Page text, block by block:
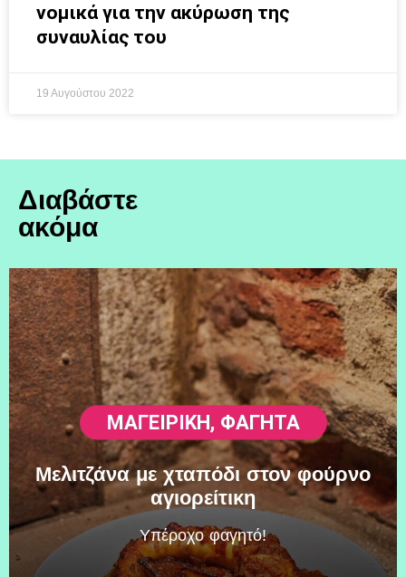
νομικά για την ακύρωση της
συναυλίας του
19 Αυγούστου 2022
Διαβάστε
ακόμα
ΜΑΓΕΙΡΙΚΗ, ΦΑΓΗΤΆ
Μελιτζάνα με χταπόδι στον φούρνο
αγιορείτικη
Υπέροχο φαγητό!